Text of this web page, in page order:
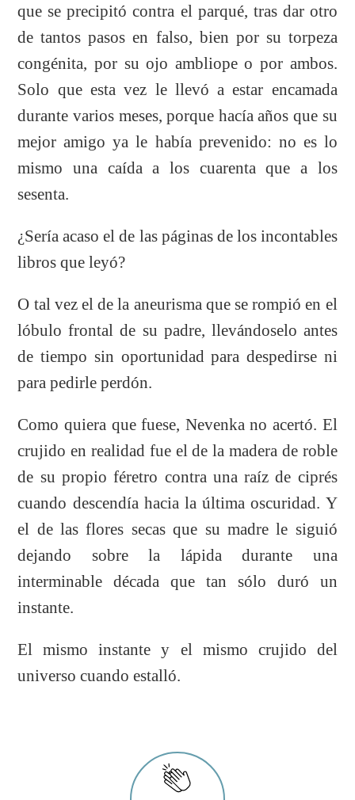
que se precipitó contra el parqué, tras dar otro
de tantos pasos en falso, bien por su torpeza
congénita, por su ojo ambliope o por ambos.
Solo que esta vez le llevó a estar encamada
durante varios meses, porque hacía años que su
mejor amigo ya le había prevenido: no es lo
mismo una caída a los cuarenta que a los
sesenta.
¿Sería acaso el de las páginas de los incontables
libros que leyó?
O tal vez el de la aneurisma que se rompió en el
lóbulo frontal de su padre, llevándoselo antes
de tiempo sin oportunidad para despedirse ni
para pedirle perdón.
Como quiera que fuese, Nevenka no acertó. El
crujido en realidad fue el de la madera de roble
de su propio féretro contra una raíz de ciprés
cuando descendía hacia la última oscuridad. Y
el de las flores secas que su madre le siguió
dejando sobre la lápida durante una
interminable década que tan sólo duró un
instante.
El mismo instante y el mismo crujido del
universo cuando estalló.